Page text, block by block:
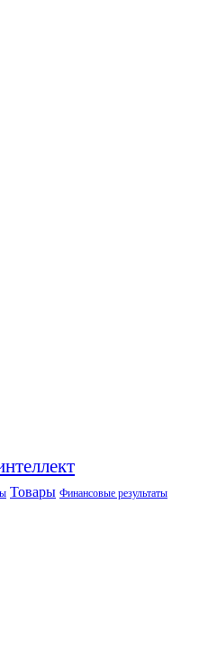
Товары Финансовые результаты